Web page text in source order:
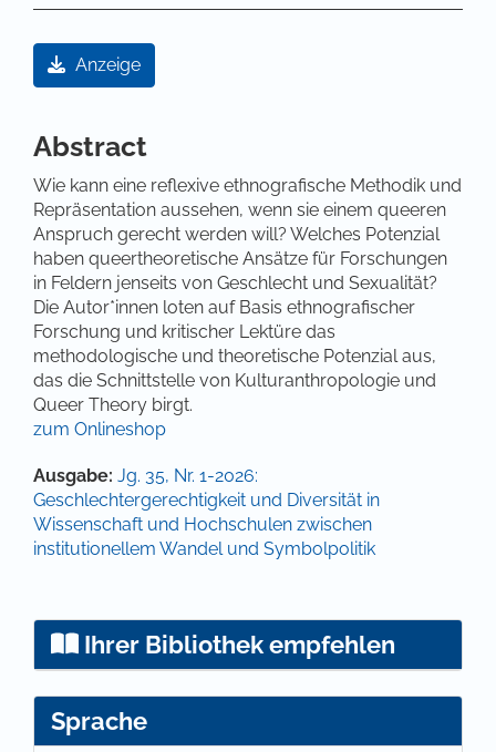
Artikel-Sidebar
Anzeige
Hauptsächlicher Artikelinhalt
Abstract
Wie kann eine reflexive ethnografische Methodik und
Repräsentation aussehen, wenn sie einem queeren
Anspruch gerecht werden will? Welches Potenzial
haben queertheoretische Ansätze für Forschungen
in Feldern jenseits von Geschlecht und Sexualität?
Die Autor*innen loten auf Basis ethnografischer
Forschung und kritischer Lektüre das
methodologische und theoretische Potenzial aus,
das die Schnittstelle von Kulturanthropologie und
Queer Theory birgt.
zum Onlineshop
Artikel-Details
Ausgabe: Jg. 35, Nr. 1-2026:
Geschlechtergerechtigkeit und Diversität in
Wissenschaft und Hochschulen zwischen
institutionellem Wandel und Symbolpolitik
Ihrer Bibliothek empfehlen
Sprache